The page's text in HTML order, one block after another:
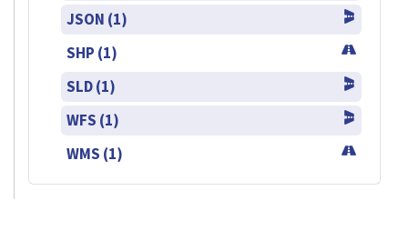
JSON (1)
SHP (1)
SLD (1)
WFS (1)
WMS (1)